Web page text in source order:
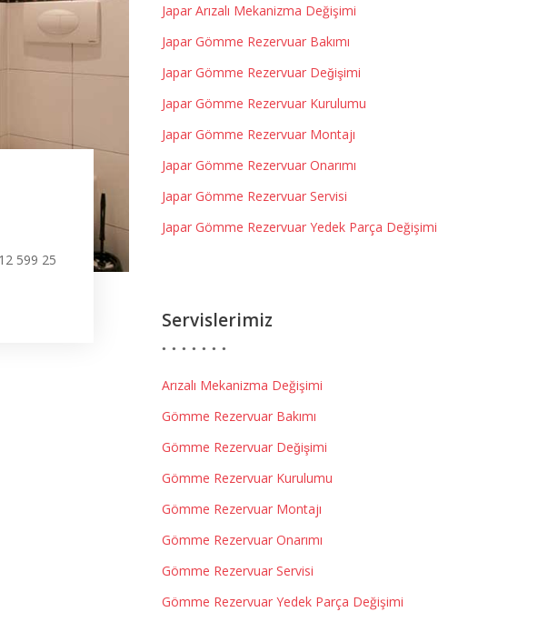
599 25
Japar Arızalı Mekanizma Değişimi
Japar Gömme Rezervuar Bakımı
Japar Gömme Rezervuar Değişimi
Japar Gömme Rezervuar Kurulumu
Japar Gömme Rezervuar Montajı
Japar Gömme Rezervuar Onarımı
Japar Gömme Rezervuar Servisi
Japar Gömme Rezervuar Yedek Parça Değişimi
Servislerimiz
Arızalı Mekanizma Değişimi
Gömme Rezervuar Bakımı
Gömme Rezervuar Değişimi
Gömme Rezervuar Kurulumu
Gömme Rezervuar Montajı
Gömme Rezervuar Onarımı
Gömme Rezervuar Servisi
Gömme Rezervuar Yedek Parça Değişimi